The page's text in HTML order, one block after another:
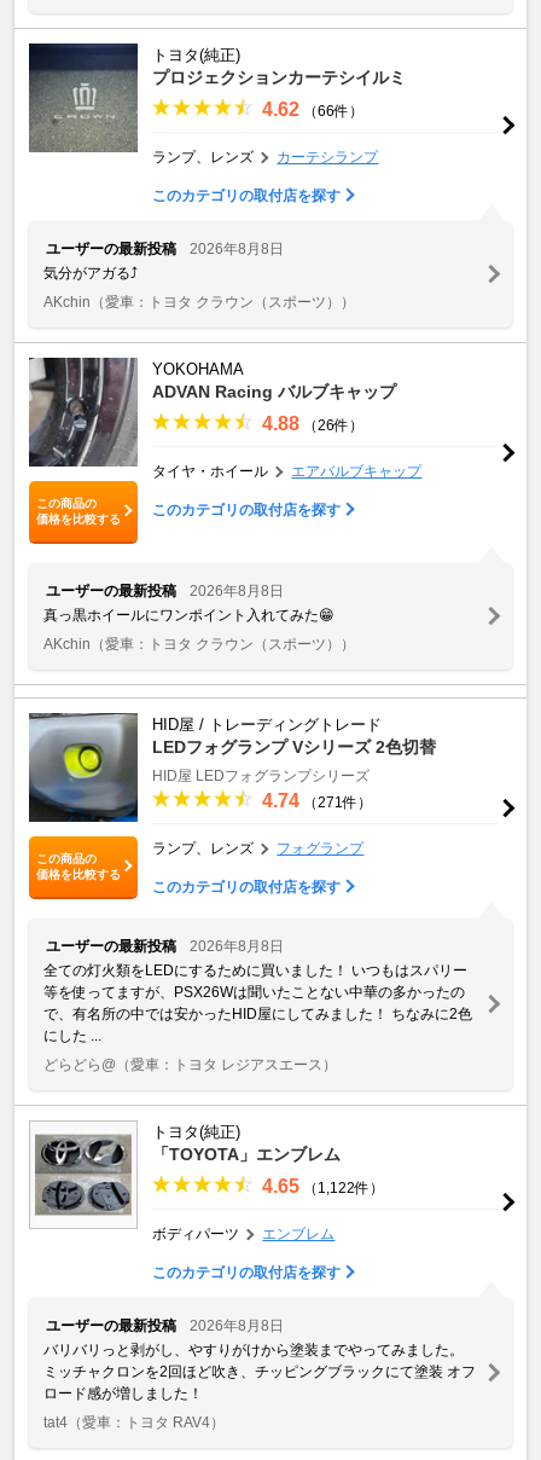
トヨタ(純正)
プロジェクションカーテシイルミ
4.62 （66件）
ランプ、レンズ カーテシランプ
このカテゴリの取付店を探す
ユーザーの最新投稿
2026年8月8日
気分がアガる⤴️
AKchin （愛車：トヨタ クラウン（スポーツ））
この商品の
価格を比較する
YOKOHAMA
ADVAN Racing バルブキャップ
4.88 （26件）
タイヤ・ホイール エアバルブキャップ
このカテゴリの取付店を探す
ユーザーの最新投稿
2026年8月8日
真っ黒ホイールにワンポイント入れてみた😁
AKchin （愛車：トヨタ クラウン（スポーツ））
この商品の
価格を比較する
HID屋 / トレーディングトレード
LEDフォグランプ Vシリーズ 2色切替
HID屋 LEDフォグランプシリーズ
4.74 （271件）
ランプ、レンズ フォグランプ
このカテゴリの取付店を探す
ユーザーの最新投稿
2026年8月8日
全ての灯火類をLEDにするために買いました！ いつもはスパリー
等を使ってますが、PSX26Wは聞いたことない中華の多かったの
で、有名所の中では安かったHID屋にしてみました！ ちなみに2色
にした ...
どらどら@ （愛車：トヨタ レジアスエース）
トヨタ(純正)
「TOYOTA」エンブレム
4.65 （1,122件）
ボディパーツ エンブレム
このカテゴリの取付店を探す
ユーザーの最新投稿
2026年8月8日
バリバリっと剥がし、やすりがけから塗装までやってみました。
ミッチャクロンを2回ほど吹き、チッピングブラックにて塗装 オフ
ロード感が増しました！
tat4 （愛車：トヨタ RAV4）